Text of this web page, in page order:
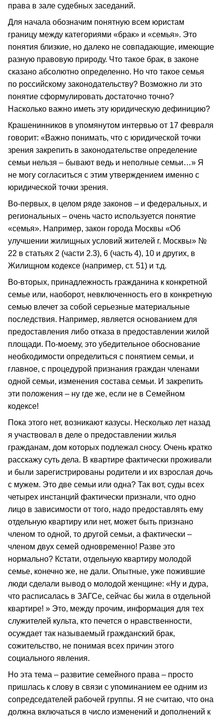
права в зале судебных заседаний.
Для начала обозначим понятную всем юристам
границу между категориями «брак» и «семья». Это
понятия близкие, но далеко не совпадающие, имеющие
разную правовую природу. Что такое брак, в законе
сказано абсолютно определенно. Но что такое семья
по российскому законодательству? Возможно ли это
понятие сформулировать достаточно точно?
Насколько важно иметь эту юридическую дефиницию?
Крашенинников в упомянутом интервью от 17 февраля
говорит: «Важно понимать, что с юридической точки
зрения закрепить в законодательстве определение
семьи нельзя – бывают ведь и неполные семьи…» Я
не могу согласиться с этим утверждением именно с
юридической точки зрения.
Во-первых, в целом ряде законов – и федеральных, и
региональных – очень часто используется понятие
«семья». Например, закон города Москвы «Об
улучшении жилищных условий жителей г. Москвы» №
22 в статьях 2 (части 2.3), 6 (часть 4), 10 и других, в
Жилищном кодексе (например, ст. 51) и т.д.
Во-вторых, принадлежность гражданина к конкретной
семье или, наоборот, невключенность его в конкретную
семью влечет за собой серьезные материальные
последствия. Например, является основанием для
предоставления либо отказа в предоставлении жилой
площади. По-моему, это убедительное обоснование
необходимости определиться с понятием семьи, и
главное, с процедурой признания граждан членами
одной семьи, изменения состава семьи. И закрепить
эти положения – ну где же, если не в Семейном
кодексе!
Пока этого нет, возникают казусы. Несколько лет назад
я участвовал в деле о предоставлении жилья
гражданам, дом которых подлежал сносу. Очень кратко
расскажу суть дела. В квартире фактически проживали
и были зарегистрированы родители и их взрослая дочь
с мужем. Это две семьи или одна? Так вот, суды всех
четырех инстанций фактически признали, что одно
лицо в зависимости от того, надо предоставлять ему
отдельную квартиру или нет, может быть признано
членом то одной, то другой семьи, а фактически –
членом двух семей одновременно! Разве это
нормально? Кстати, отдельную квартиру молодой
семье, конечно же, не дали. Опытные, уже пожившие
люди сделали вывод о молодой женщине: «Ну и дура,
что расписалась в ЗАГСе, сейчас бы жила в отдельной
квартире! » Это, между прочим, информация для тех
служителей культа, кто печется о нравственности,
осуждает так называемый гражданский брак,
сожительство, не понимая всех причин этого
социального явления.
Но эта тема – развитие семейного права – просто
пришлась к слову в связи с упоминанием ее одним из
сопредседателей рабочей группы. Я не считаю, что она
должна включаться в число изменений и дополнений к